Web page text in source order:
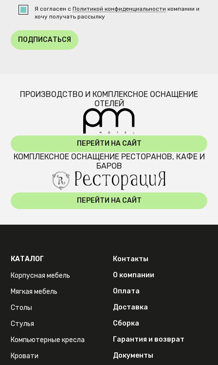
Я согласен сПолитикой конфиденциальности компании и
хочу получать рассылку
ПОДПИСАТЬСЯ
ПРОИЗВОДСТВО И КОМПЛЕКСНОЕ ОСНАЩЕНИЕ
ОТЕЛЕЙ
ПЕРЕЙТИ НА САЙТ
КОМПЛЕКСНОЕ ОСНАЩЕНИЕ РЕСТОРАНОВ, КАФЕ И
БАРОВ
ПЕРЕЙТИ НА САЙТ
КАТАЛОГ
Корпусная мебель
Мягкая мебель
Столы
Стулья
Компьютерные кресла
Кровати
Контакты
О компании
Оплата
Доставка
Сборка
Гарантия и возврат
Документы